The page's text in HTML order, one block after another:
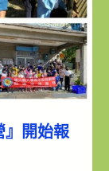
』開始報